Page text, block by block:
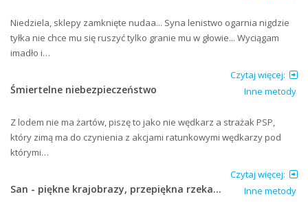
Niedziela, sklepy zamknięte nudaa... Syna lenistwo ogarnia nigdzie
tyłka nie chce mu się ruszyć tylko granie mu w głowie... Wyciągam
imadło i…
Czytaj więcej:
Inne metody
Śmiertelne niebezpieczeństwo
Z lodem nie ma żartów, piszę to jako nie wędkarz a strażak PSP,
który zimą ma do czynienia z akcjami ratunkowymi wędkarzy pod
którymi…
Czytaj więcej:
Inne metody
San - piękne krajobrazy, przepiękna rzeka...